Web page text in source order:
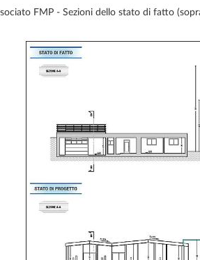
FMP - Sezioni dello stato di fatto